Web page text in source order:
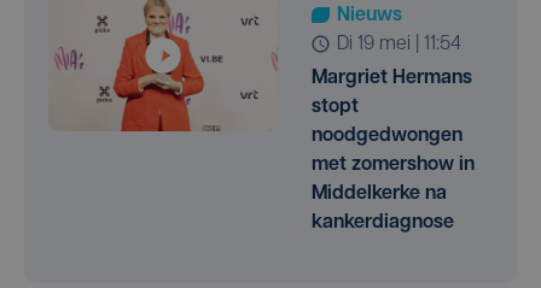
Nieuws
di 19 mei | 11:54
Margriet Hermans
stopt
noodgedwongen
met zomershow in
Middelkerke na
kankerdiagnose